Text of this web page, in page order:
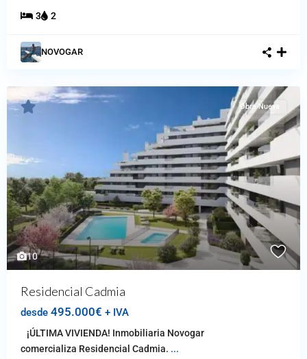
3 2
NOVOGAR
10
Obra Nueva
Residencial Cadmia
desde 495.000€ + IVA
¡ÚLTIMA VIVIENDA! Inmobiliaria Novogar
comercializa Residencial Cadmia. ...